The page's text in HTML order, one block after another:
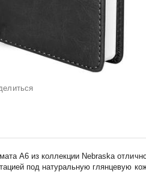
А6 из коллекции Nebraska
под натуральную глянцевую